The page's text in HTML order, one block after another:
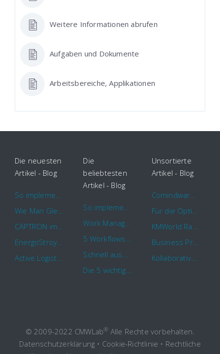
Weitere Informationen abrufen
Aufgaben und Dokumente
Arbeitsbereiche, Applikationen
Die neuesten
Artikel - Blog
Die
beliebtesten
Artikel - Blog
Die 5 wichtigsten Vorteile eines guten Geschäftsprozessmanagement (GPM)
Unsortierte
Artikel - Blog
Business Process Management mit MS Outlook
© 2009-2022 CMWLab® Alle Rechte vorbehalten.
Datenschutzerklärung • Cookie-Richtlinie • Rechtliche